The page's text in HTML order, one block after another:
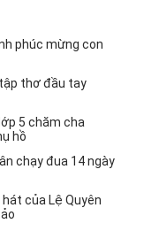
phúc mừng con
thơ đầu tay
5 chăm cha
hồ
chạy đua 14 ngày
của Lệ Quyên